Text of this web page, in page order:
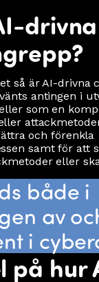
drivna
så är AI-drivna
antingen i
som en
och förenkla
samt för att
eller
både i
av
i
på hur